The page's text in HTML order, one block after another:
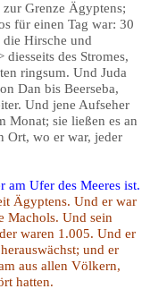
Grenze Ägyptens;
für einen Tag war: 30
Hirsche und
des Stromes,
ringsum. Und Juda
Dan bis Beerseba,
Und jene Aufseher
Monat; sie ließen es an
Ort, wo er war, jeder
am Ufer des Meeres ist.
Ägyptens.Und er war
Machols. Und sein
waren 1.005.Und er
und er
aus allen Völkern,
hatten.